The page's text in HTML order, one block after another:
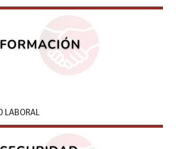
LABORAL